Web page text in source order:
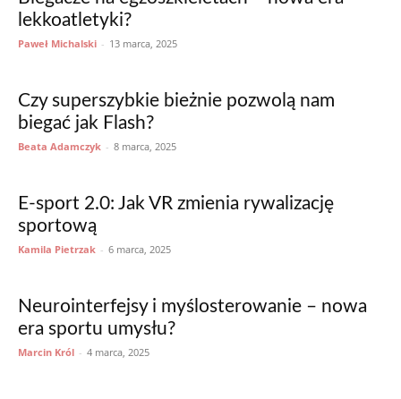
lekkoatletyki?
Paweł Michalski - 13 marca, 2025
Czy superszybkie bieżnie pozwolą nam
biegać jak Flash?
Beata Adamczyk - 8 marca, 2025
E-sport 2.0: Jak VR zmienia rywalizację
sportową
Kamila Pietrzak - 6 marca, 2025
Neurointerfejsy i myślosterowanie – nowa
era sportu umysłu?
Marcin Król - 4 marca, 2025